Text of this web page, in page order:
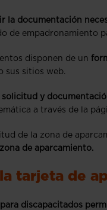
la documentación
de empadronamiento
disponen de un
sus sitios web.
solicitud y
a través de la
de la zona de
de aparcamiento.
tarjeta de
discapacitados